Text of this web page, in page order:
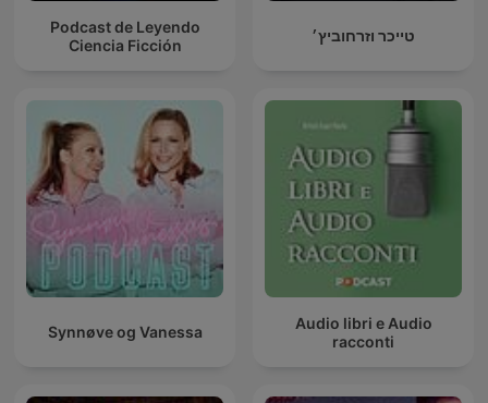
Podcast de Leyendo
Ciencia Ficción
טייכר וזרחוביץ׳
Synnøve og Vanessa
Audio libri e Audio
racconti